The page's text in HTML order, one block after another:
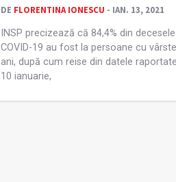
DE FLORENTINA IONESCU - IAN. 13, 2021
INSP precizează că 84,4% din
COVID-19 au fost la persoane cu
ani, după cum reise din datele
10 ianuarie,